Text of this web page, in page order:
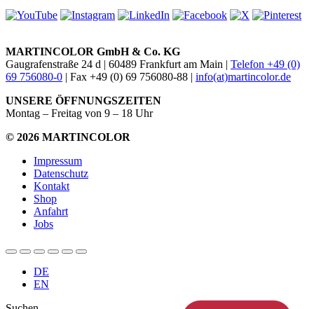
MARTINCOLOR GmbH & Co. KG
Gaugrafenstraße 24 d | 60489 Frankfurt am Main | Telefon +49 (0)
69 756080-0 | Fax +49 (0) 69 756080-88 | info(at)martincolor.de
UNSERE ÖFFNUNGSZEITEN
Montag – Freitag von 9 – 18 Uhr
© 2026 MARTINCOLOR
Impressum
Datenschutz
Kontakt
Shop
Anfahrt
Jobs
DE
EN